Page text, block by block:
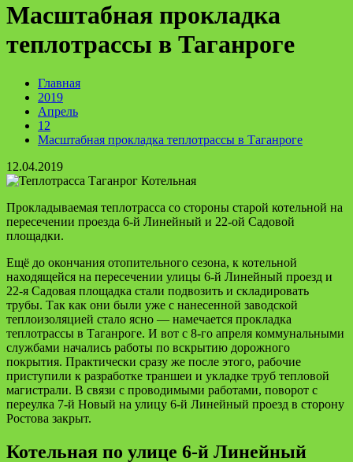
Масштабная прокладка
теплотрассы в Таганроге
Главная
2019
Апрель
12
Масштабная прокладка теплотрассы в Таганроге
12.04.2019
Прокладываемая теплотрасса со стороны старой котельной на
пересечении проезда 6-й Линейный и 22-ой Садовой
площадки.
Ещё до окончания отопительного сезона, к котельной
находящейся на пересечении улицы 6-й Линейный проезд и
22-я Садовая площадка стали подвозить и складировать
трубы. Так как они были уже с нанесенной заводской
теплоизоляцией стало ясно — намечается прокладка
теплотрассы в Таганроге. И вот с 8-го апреля коммунальными
службами начались работы по вскрытию дорожного
покрытия. Практически сразу же после этого, рабочие
приступили к разработке траншеи и укладке труб тепловой
магистрали. В связи с проводимыми работами, поворот с
переулка 7-й Новый на улицу 6-й Линейный проезд в сторону
Ростова закрыт.
Котельная по улице 6-й Линейный